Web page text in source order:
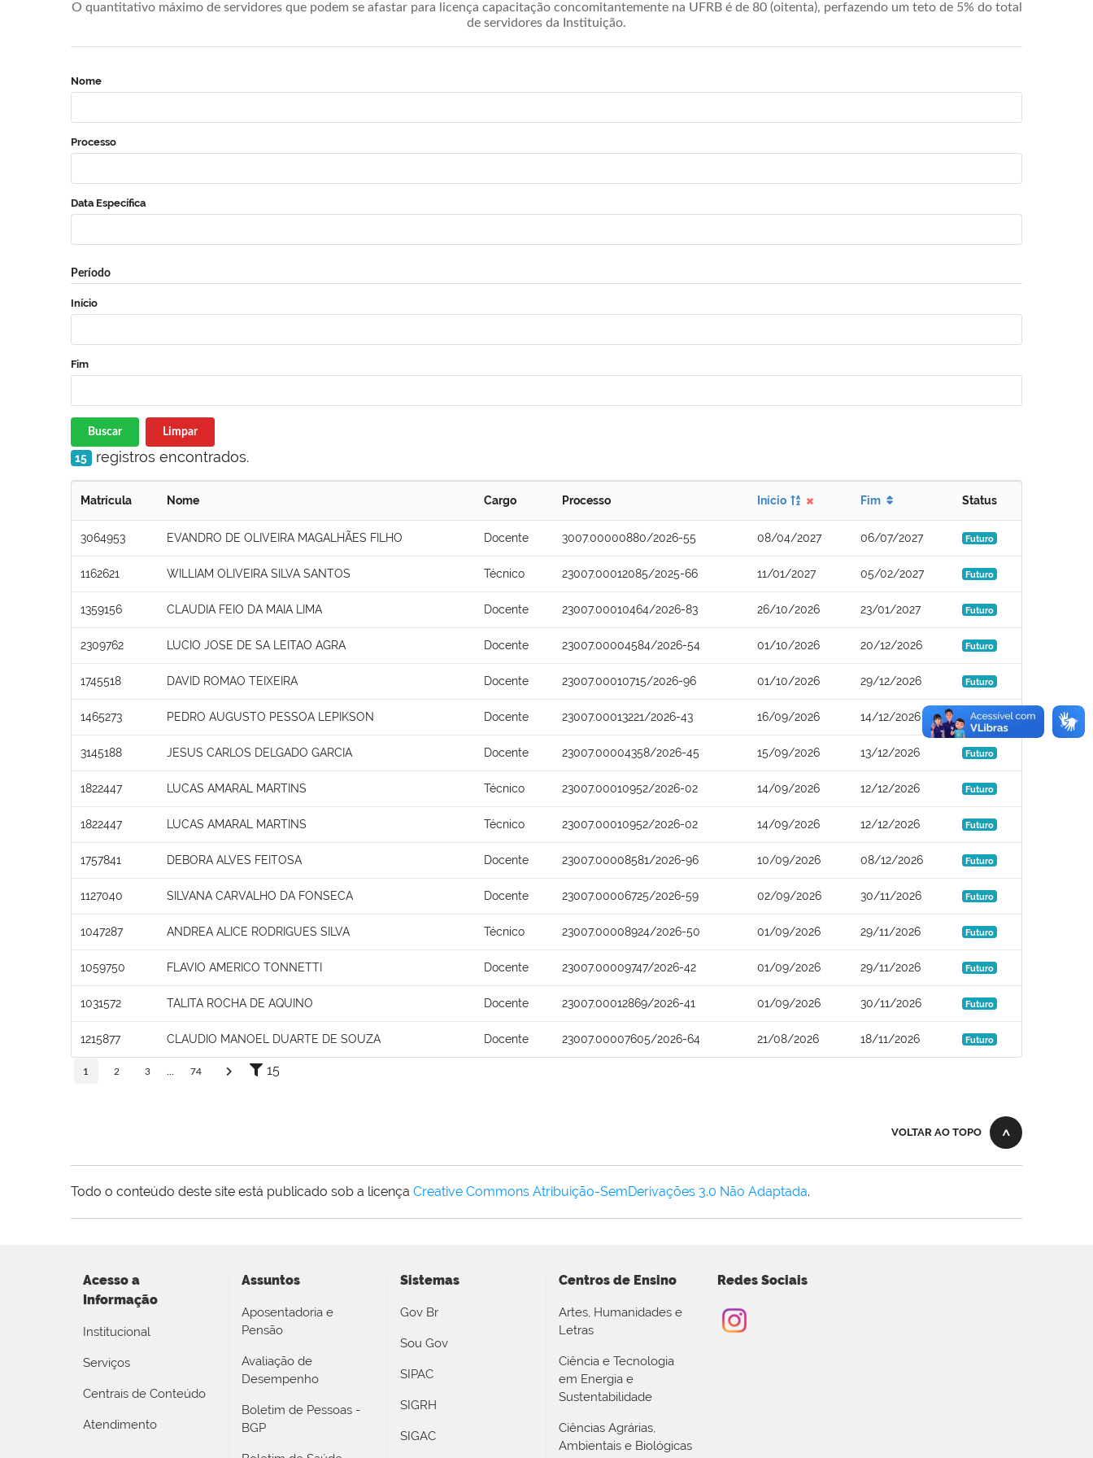
O quantitativo máximo de servidores que podem se afastar para licença capacitação concomitantemente na UFRB é de 80 (oitenta), perfazendo um teto de 5% do total
de servidores da Instituição.
Nome
Processo
Data Específica
Período
Início
Fim
Buscar Limpar
15 registros encontrados.
Matrícula Nome Cargo Processo Início Fim Status
3064953 EVANDRO DE OLIVEIRA MAGALHÃES FILHO Docente 3007.00000880/2026-55 08/04/2027 06/07/2027 Futuro
1162621 WILLIAM OLIVEIRA SILVA SANTOS Técnico 23007.00012085/2025-66 11/01/2027 05/02/2027 Futuro
1359156 CLAUDIA FEIO DA MAIA LIMA Docente 23007.00010464/2026-83 26/10/2026 23/01/2027 Futuro
2309762 LUCIO JOSE DE SA LEITAO AGRA Docente 23007.00004584/2026-54 01/10/2026 20/12/2026 Futuro
1745518 DAVID ROMAO TEIXEIRA Docente 23007.00010715/2026-96 01/10/2026 29/12/2026 Futuro
1465273 PEDRO AUGUSTO PESSOA LEPIKSON Docente 23007.00013221/2026-43 16/09/2026 14/12/2026 Futuro
3145188 JESUS CARLOS DELGADO GARCIA Docente 23007.00004358/2026-45 15/09/2026 13/12/2026 Futuro
1822447 LUCAS AMARAL MARTINS Técnico 23007.00010952/2026-02 14/09/2026 12/12/2026 Futuro
1822447 LUCAS AMARAL MARTINS Técnico 23007.00010952/2026-02 14/09/2026 12/12/2026 Futuro
1757841 DEBORA ALVES FEITOSA Docente 23007.00008581/2026-96 10/09/2026 08/12/2026 Futuro
1127040 SILVANA CARVALHO DA FONSECA Docente 23007.00006725/2026-59 02/09/2026 30/11/2026 Futuro
1047287 ANDREA ALICE RODRIGUES SILVA Técnico 23007.00008924/2026-50 01/09/2026 29/11/2026 Futuro
1059750 FLAVIO AMERICO TONNETTI Docente 23007.00009747/2026-42 01/09/2026 29/11/2026 Futuro
1031572 TALITA ROCHA DE AQUINO Docente 23007.00012869/2026-41 01/09/2026 30/11/2026 Futuro
1215877 CLAUDIO MANOEL DUARTE DE SOUZA Docente 23007.00007605/2026-64 21/08/2026 18/11/2026 Futuro
1 2 3 74 15
VOLTAR AO TOPO
Todo o conteúdo deste site está publicado sob a licença Creative Commons Atribuição-SemDerivações 3.0 Não Adaptada.
Acesso a
Informação
Institucional
Serviços
Centrais de Conteúdo
Atendimento
Assuntos
Aposentadoria e
Pensão
Avaliação de
Desempenho
Boletim de Pessoas -
BGP
Sistemas
Gov Br
Sou Gov
SIPAC
SIGRH
SIGAC
Centros de Ensino
Artes, Humanidades e
Letras
Ciência e Tecnologia
em Energia e
Sustentabilidade
Ciências Agrárias,
Ambientais e Biológicas
Redes Sociais